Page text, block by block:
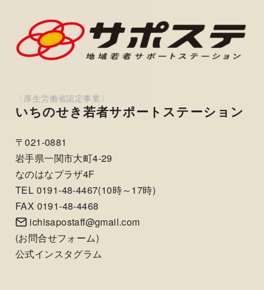
いちのせき若者サポートステーション
〒021-0881
岩手県一関市大町4-29
なのはなプラザ4F
TEL 0191-48-4467(10時～17時)
FAX 0191-48-4468
ichisapostaff@gmail.com
(お問合せフォーム)
公式インスタグラム